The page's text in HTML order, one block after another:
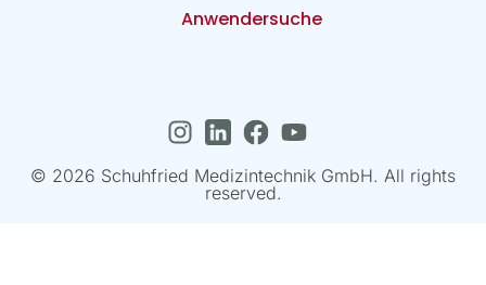
Anwendersuche
© 2026 Schuhfried Medizintechnik GmbH. All rights
reserved.